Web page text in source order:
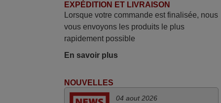
mars 2026
La telecommande fonctionne tres bien, et
service rapide super.
EXPÉDITION ET LIVRAISON
Lorsque votre commande est finalisée, nous
vous envoyons les produits le plus
rapidement possible
En savoir plus
NOUVELLES
04 aout 2026